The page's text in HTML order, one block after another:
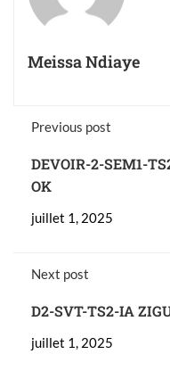
Meissa Ndiaye
Previous post
DEVOIR-2-SEM1-
OK
juillet 1, 2025
Next post
D2-SVT-TS2-IA
juillet 1, 2025